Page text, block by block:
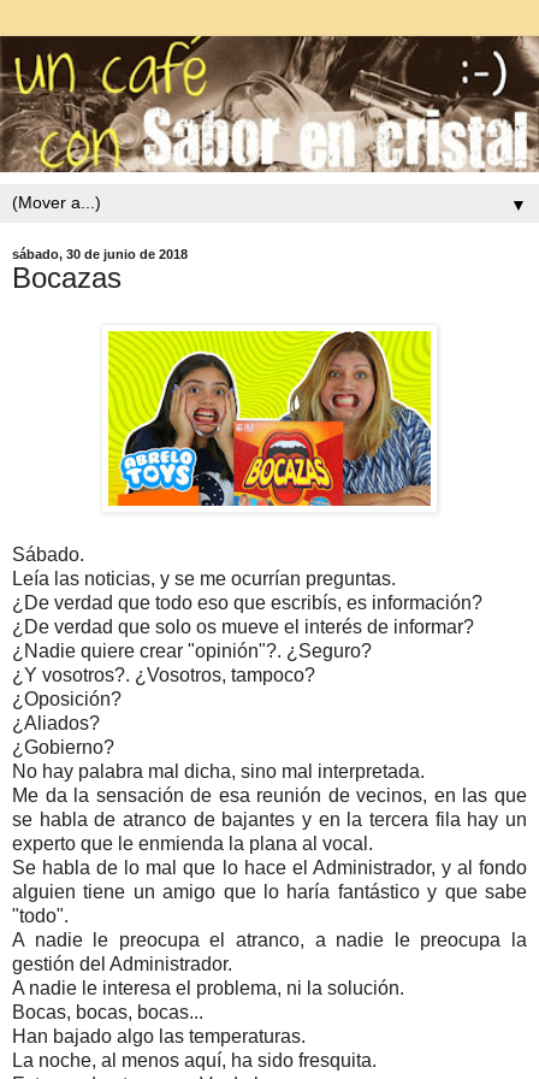
▼
sábado, 30 de junio de 2018
Bocazas
Sábado.
Leía las noticias, y se me ocurrían preguntas.
¿De verdad que todo eso que escribís, es información?
¿De verdad que solo os mueve el interés de informar?
¿Nadie quiere crear "opinión"?. ¿Seguro?
¿Y vosotros?. ¿Vosotros, tampoco?
¿Oposición?
¿Aliados?
¿Gobierno?
No hay palabra mal dicha, sino mal interpretada.
Me da la sensación de esa reunión de vecinos, en las que
se habla de atranco de bajantes y en la tercera fila hay un
experto que le enmienda la plana al vocal.
Se habla de lo mal que lo hace el Administrador, y al fondo
alguien tiene un amigo que lo haría fantástico y que sabe
"todo".
A nadie le preocupa el atranco, a nadie le preocupa la
gestión del Administrador.
A nadie le interesa el problema, ni la solución.
Bocas, bocas, bocas...
Han bajado algo las temperaturas.
La noche, al menos aquí, ha sido fresquita.